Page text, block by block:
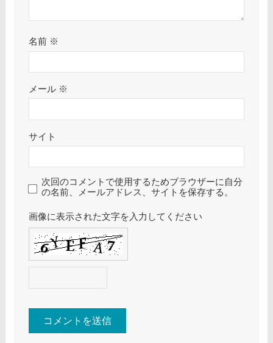
名前 ※
メール ※
サイト
次回のコメントで使用するためブラウザーに自分
の名前、メールアドレス、サイトを保存する。
画像に表示された文字を入力してください